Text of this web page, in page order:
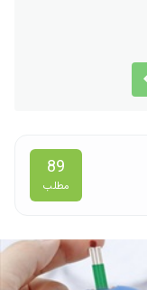
89
مطلب